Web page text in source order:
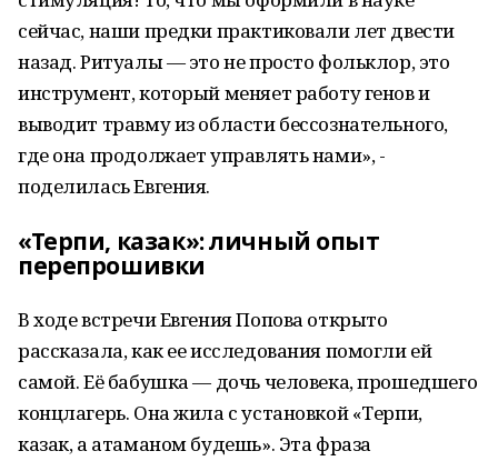
сейчас, наши предки практиковали лет двести
назад. Ритуалы — это не просто фольклор, это
инструмент, который меняет работу генов и
выводит травму из области бессознательного,
где она продолжает управлять нами», -
поделилась Евгения.
«Терпи, казак»: личный опыт
перепрошивки
В ходе встречи Евгения Попова открыто
рассказала, как ее исследования помогли ей
самой. Её бабушка — дочь человека, прошедшего
концлагерь. Она жила с установкой «Терпи,
казак, а атаманом будешь». Эта фраза